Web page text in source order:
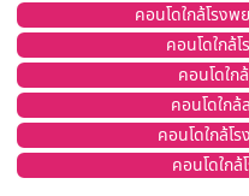
คอนโดใกล้โรง
คอนโดใกล้
คอนโดใ
คอนโดใก
คอนโดใกล้โ
คอนโดใกล้